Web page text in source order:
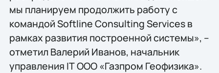
мы планируем продолжить работу с
командой Softline Consulting Services в
рамках развития построенной системы», –
отметил Валерий Иванов, начальник
управления IТ ООО «Газпром Геофизика».